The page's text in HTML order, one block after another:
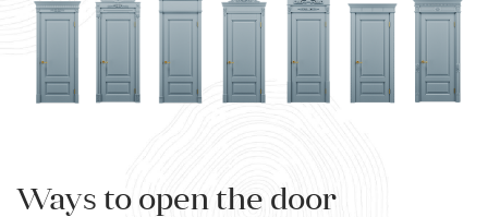
Ways to open the door